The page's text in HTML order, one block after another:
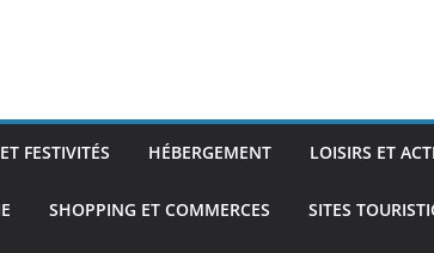
FESTIVITÉS HÉBERGEMENT LOISIRS ET
SHOPPING ET COMMERCES SITES